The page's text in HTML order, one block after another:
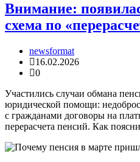
Внимание:
схема по
newsformat
16.02.2026
0
Участились случаи обмана
юридической помощи:
с гражданами договоры на
перерасчета пенсий. Как